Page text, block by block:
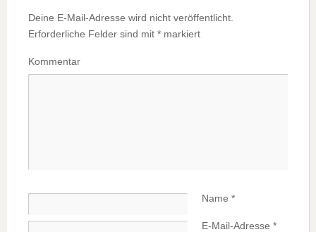
Deine E-Mail-Adresse wird nicht veröffentlicht.
Erforderliche Felder sind mit * markiert
Kommentar
Name *
E-Mail-Adresse *